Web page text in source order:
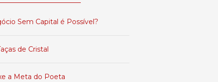
Sem Capital é Possível?
de Cristal
a Meta do Poeta